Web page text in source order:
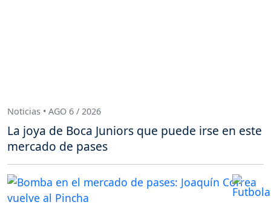
Noticias • AGO 6 / 2026
La joya de Boca Juniors que puede irse en este
mercado de pases